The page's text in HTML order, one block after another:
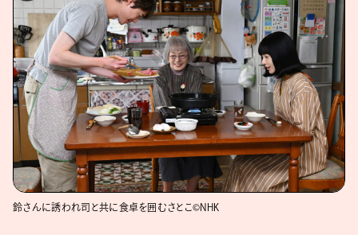
鈴さんに誘われ司と共に食卓を囲むさとこ©NHK